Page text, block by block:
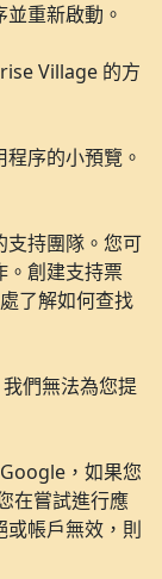
重新啟動。
Village 的方
序的小預覽。
支持團隊。您可
。創建支持票
了解如何查找
們無法為您提
，如果您
在嘗試進行應
或帳戶無效，則